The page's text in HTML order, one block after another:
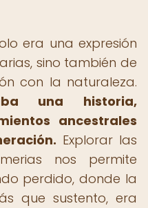
era una expresión
sino también de
con la naturaleza.
una historia,
ancestrales
Explorar las
nos permite
perdido, donde la
que sustento, era